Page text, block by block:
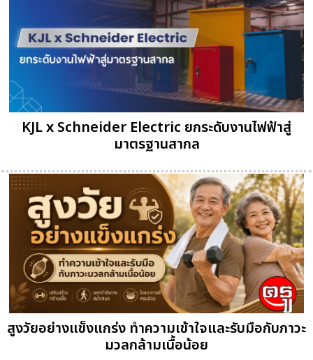
KJL x Schneider Electric ยกระดับงานไฟฟ้าสู่
มาตรฐานสากล
สูงวัยอย่างแข็งแกร่ง ทำความเข้าใจและรับมือกับภาวะ
มวลกล้ามเนื้อน้อย